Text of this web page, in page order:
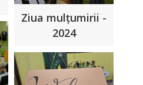
Ziua mulțumirii -
2024